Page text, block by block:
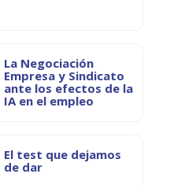
La Negociación
Empresa y Sindicato
ante los efectos de la
IA en el empleo
El test que dejamos
de dar